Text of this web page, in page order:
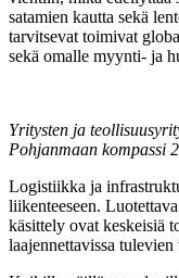
satamien kautta sekä
tarvitsevat toimivat
sekä omalle myynti- ja
Yritysten ja
Pohjanmaan kompassi
Logistiikka ja
liikenteeseen.
käsittely ovat keskeisiä
laajennettavissa